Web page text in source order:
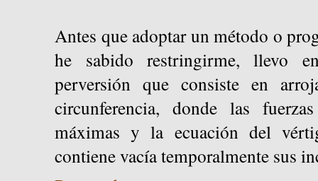
Antes que adoptar un método o
he sabido restringirme, llevo
perversión que consiste en
circunferencia, donde las
máximas y la ecuación del
contiene vacía temporalmente sus